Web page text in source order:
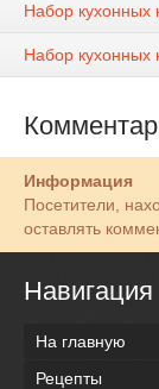
Набор
Набор
Информация
Посетители,
оставлять
Навигация
На главную
Рецепты